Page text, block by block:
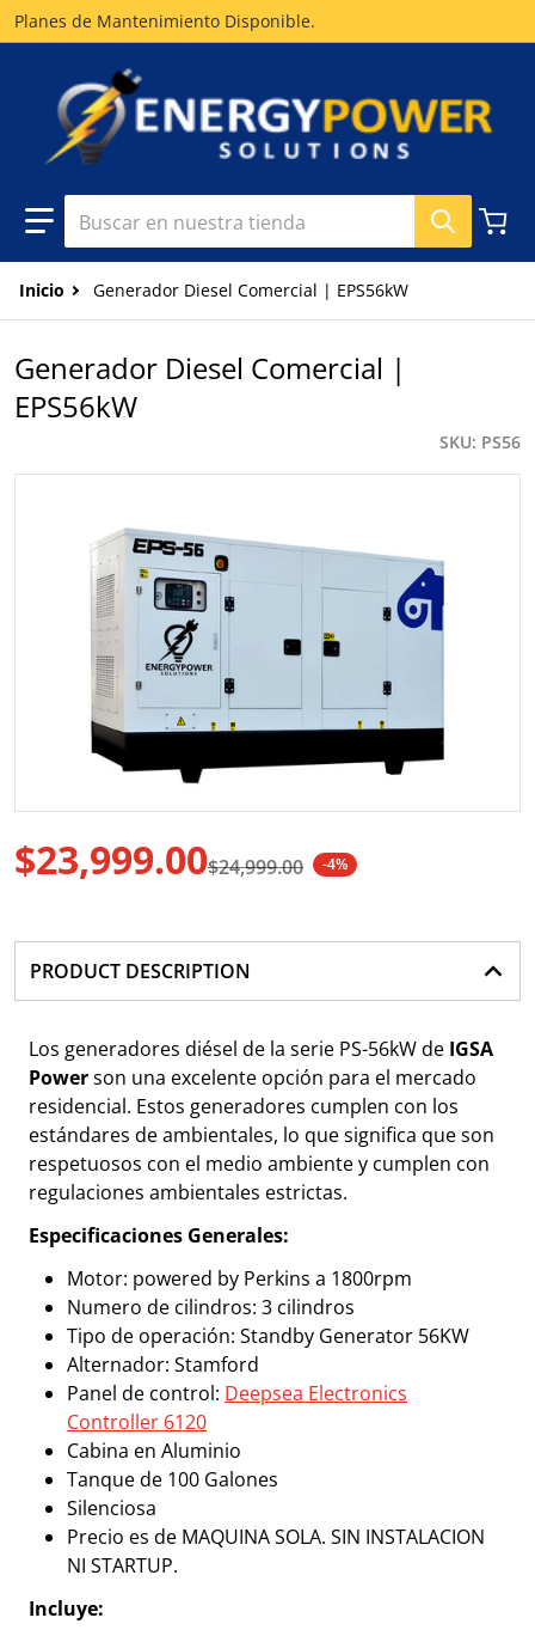
Planes de Mantenimiento Disponible.
Buscar en nuestra tienda
Inicio Generador Diesel Comercial | EPS56kW
Abrir medio 1 en vista de
Generador Diesel Comercial |
EPS56kW
SKU PS56
$24,999.00
$23,999.00 -4%
PRODUCT DESCRIPTION
Los generadores diésel de la serie PS-56kW de IGSA
Powerson una excelente opción para el mercado
residencial. Estos generadores cumplen con los
estándares de ambientales, lo que significa que son
respetuosos con el medio ambiente y cumplen con
regulaciones ambientales estrictas.
Especificaciones Generales:
Motor: powered by Perkins a 1800rpm
Numero de cilindros: 3 cilindros
Tipo de operación: Standby Generator 56KW
Alternador: Stamford
Panel de control: Deepsea Electronics
Controller 6120
Cabina en Aluminio
Tanque de 100 Galones
Silenciosa
Precio es de MAQUINA SOLA. SIN INSTALACION
NI STARTUP.
Incluye: